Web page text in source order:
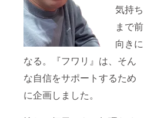
気持ち
まで前
向きに
なる。『フワリ』は、そん
な自信をサポートするため
に企画しました。